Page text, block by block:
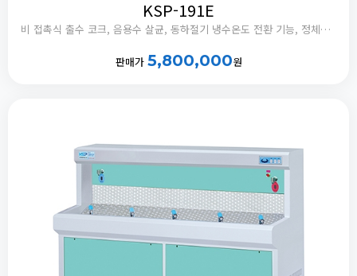
KSP-191E
비 접촉식 출수 코크, 음용수 살균, 동하절기 냉수온도 전환 기능, 정체수 자동 배출타이머 내장
판매가 5,800,000원